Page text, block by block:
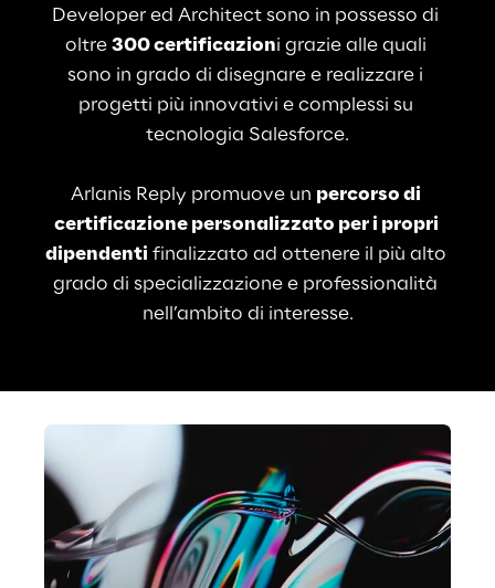
Developer ed Architect sono in possesso di
oltre 300 certificazioni grazie alle quali
sono in grado di disegnare e realizzare i
progetti più innovativi e complessi su
tecnologia Salesforce.
Arlanis Reply promuove un percorso di
certificazione personalizzato per i propri
dipendenti finalizzato ad ottenere il più alto
grado di specializzazione e professionalità
nell’ambito di interesse.